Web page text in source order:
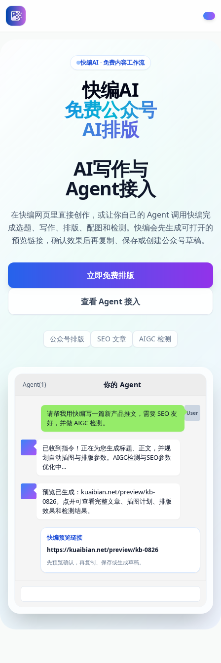
快编AI - 免费文章编辑和自动排版神器
智能AI排版工具，自动创建精美文章和排版，提升内容创作效
快编AI · 免费内容工作流
快编AI
免费公众号
AI排版
AI写作与
Agent接入
在快编网页里直接创作，或让你自己的 Agent 调用快编完
成选题、写作、排版、配图和检测。快编会先生成可打开的
预览链接，确认效果后再复制、保存或创建公众号草稿。
立即免费排版
查看 Agent 接入
公众号排版 SEO 文章 AIGC 检测
Agent(1) 你的 Agent
请帮我用快编写一篇新产品推文，需要 SEO 友
好，并做 AIGC 检测。
User
已收到指令！正在为您生成标题、正文，并规
划自动插图与排版参数。AIGC检测与SEO参数
优化中...
预览已生成：kuaibian.net/preview/kb-
0826。点开可查看完整文章、插图计划、排版
效果和检测结果。
快编预览链接
https://kuaibian.net/preview/kb-0826
先预览确认，再复制、保存或生成草稿。